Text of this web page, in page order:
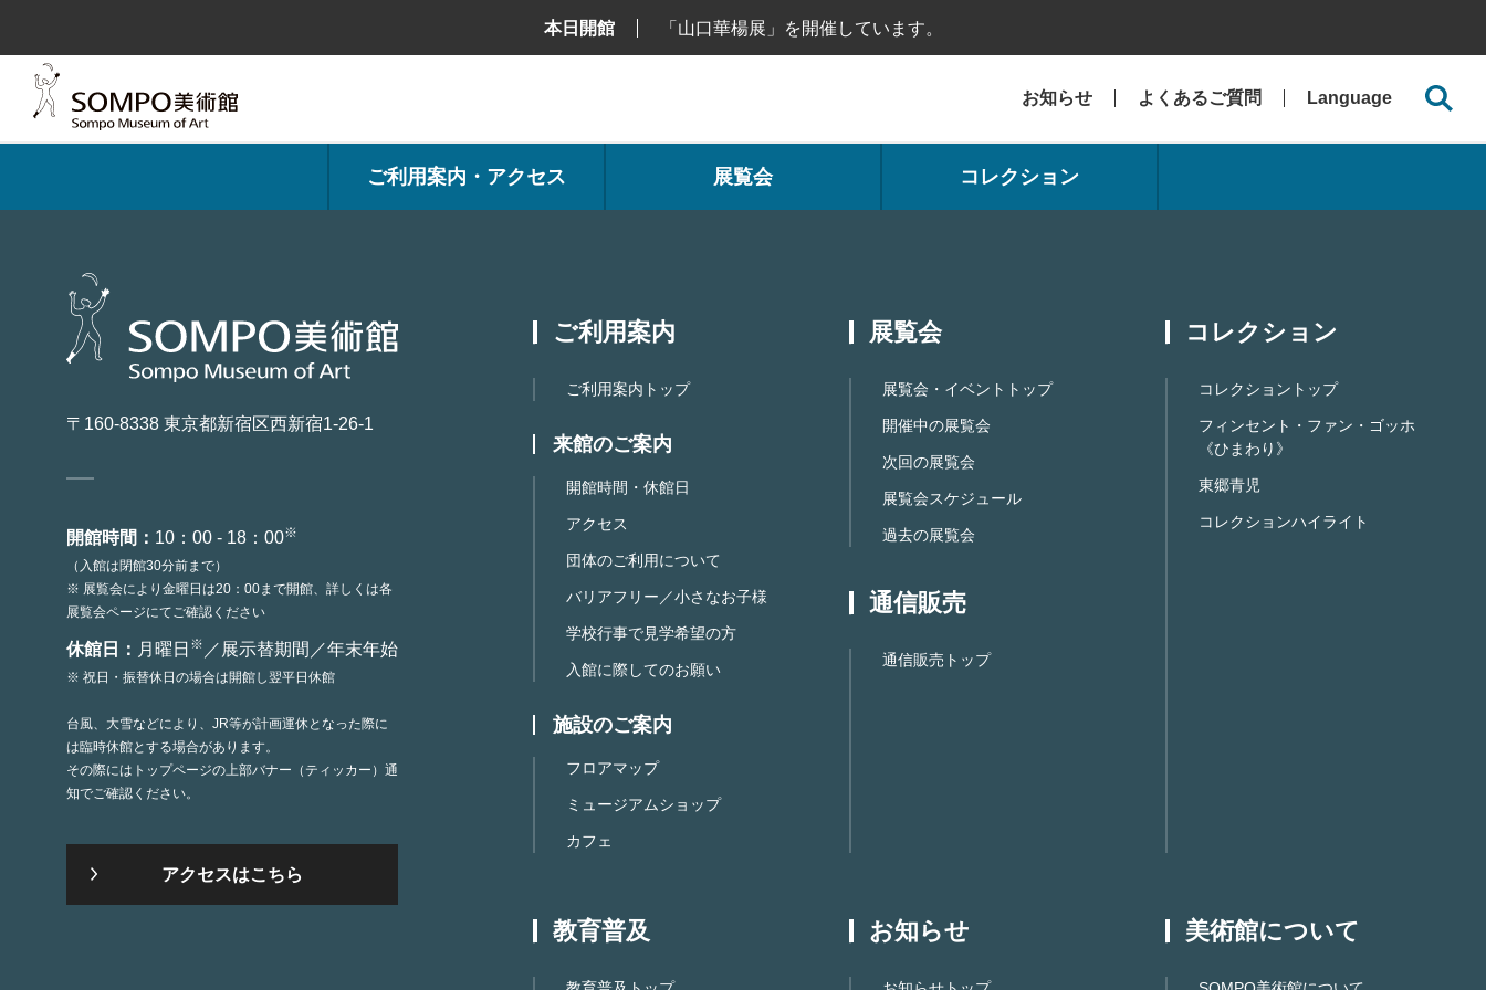
ン
ッ
本日開館 「山口華楊展」を開催しています。
お知らせ よくあるご質問 Language
ご利用案内・アクセス 展覧会 コレクション
〒160-8338 東京都新宿区西新宿1-26-1
開館時間： 10：00 - 18：00※
（入館は閉館30分前まで）
※ 展覧会により金曜日は20：00まで開館、詳しくは各
展覧会ページにてご確認ください
休館日： 月曜日 ※ ／展示替期間／年末年始
※ 祝日・振替休日の場合は開館し翌平日休館
台風、大雪などにより、JR等が計画運休となった際に
は臨時休館とする場合があります。
その際にはトップページの上部バナー（ティッカー）通
知でご確認ください。
アクセスはこちら
ご利用案内
ご利用案内トップ
来館のご案内
開館時間・休館日
アクセス
団体のご利用について
バリアフリー／小さなお子様
学校行事で見学希望の方
入館に際してのお願い
施設のご案内
フロアマップ
ミュージアムショップ
カフェ
展覧会
展覧会・イベントトップ
開催中の展覧会
次回の展覧会
展覧会スケジュール
過去の展覧会
通信販売
通信販売トップ
コレクション
コレクショントップ
フィンセント・ファン・ゴッホ
《ひまわり》
東郷青児
コレクションハイライト
教育普及 お知らせ 美術館について